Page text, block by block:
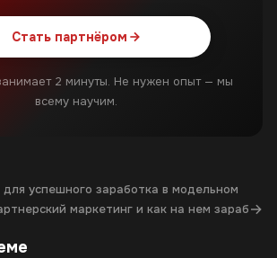
Стать партнёром
2 минуты. Не нужен опыт — мы
всему научим.
успешного заработка в модельном
маркетинг и как на нем зараб→